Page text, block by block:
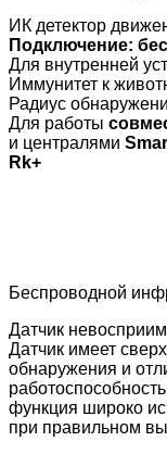
ИК детектор
Подключение:
Для внутренней
Иммунитет к
Радиус
Для работы
и централями
Rk+
Беспроводной
Датчик
Датчик имеет
обнаружения и
функция широко
при правильном